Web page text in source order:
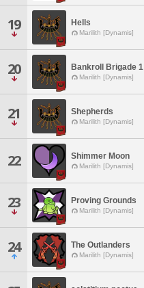
19 Hells
Marilith [Dynamis]
20 Bankroll Brigade 1
Marilith [Dynamis]
21 Shepherds
Marilith [Dynamis]
22 Shimmer Moon
Marilith [Dynamis]
23 Proving Grounds
Marilith [Dynamis]
24 The Outlanders
Marilith [Dynamis]